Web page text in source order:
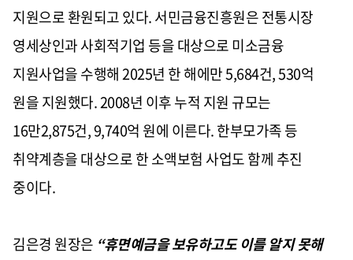
지원으로 환원되고 있다. 서민금융진흥원은 전통시장
영세상인과 사회적기업 등을 대상으로 미소금융
지원사업을 수행해 2025년 한 해에만 5,684건, 530억
원을 지원했다. 2008년 이후 누적 지원 규모는
16만2,875건, 9,740억 원에 이른다. 한부모가족 등
취약계층을 대상으로 한 소액보험 사업도 함께 추진
중이다.
김은경 원장은 “휴면예금을 보유하고도 이를 알지 못해